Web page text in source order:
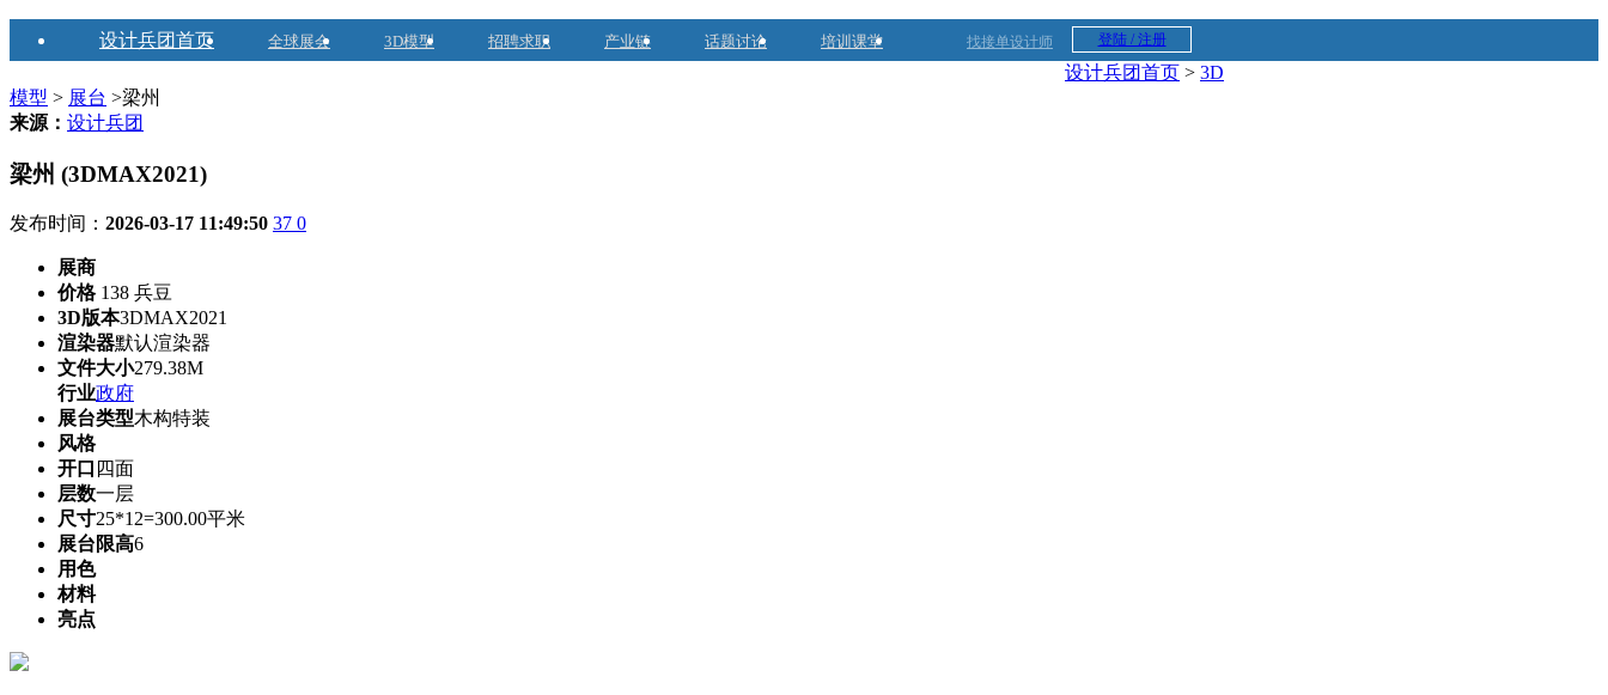
设计兵团首页 全球展会 3D模型 招聘求职 产业链 话题讨论 培训课堂 找接单设计师 登陆 / 注册
设计兵团首页 > 3D
模型 > 展台 >梁州
来源： 设计兵团
梁州 (3DMAX2021)
发布时间： 2026-03-17 11:49:50 37 0
展商
价格138 兵豆
3D版本3DMAX2021
渲染器默认渲染器
文件大小279.38M
行业政府
展台类型木构特装
风格
开口 四面
层数一层
尺寸25*12=300.00平米
展台限高6
用色
材料
亮点